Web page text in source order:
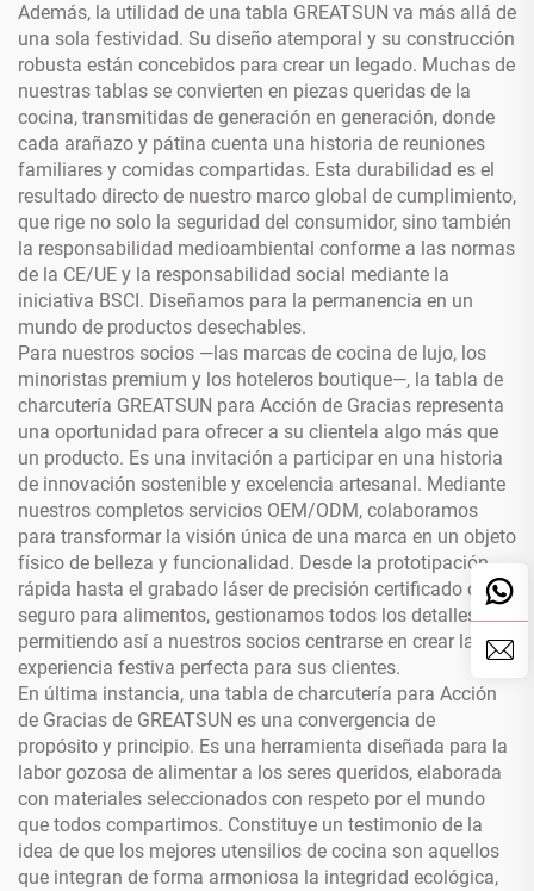
Además, la utilidad de una tabla GREATSUN va más allá de
una sola festividad. Su diseño atemporal y su construcción
robusta están concebidos para crear un legado. Muchas de
nuestras tablas se convierten en piezas queridas de la
cocina, transmitidas de generación en generación, donde
cada arañazo y pátina cuenta una historia de reuniones
familiares y comidas compartidas. Esta durabilidad es el
resultado directo de nuestro marco global de cumplimiento,
que rige no solo la seguridad del consumidor, sino también
la responsabilidad medioambiental conforme a las normas
de la CE/UE y la responsabilidad social mediante la
iniciativa BSCI. Diseñamos para la permanencia en un
mundo de productos desechables.
Para nuestros socios —las marcas de cocina de lujo, los
minoristas premium y los hoteleros boutique—, la tabla de
charcutería GREATSUN para Acción de Gracias representa
una oportunidad para ofrecer a su clientela algo más que
un producto. Es una invitación a participar en una historia
de innovación sostenible y excelencia artesanal. Mediante
nuestros completos servicios OEM/ODM, colaboramos
para transformar la visión única de una marca en un objeto
físico de belleza y funcionalidad. Desde la prototipación
rápida hasta el grabado láser de precisión certificado como
seguro para alimentos, gestionamos todos los detalles,
permitiendo así a nuestros socios centrarse en crear la
experiencia festiva perfecta para sus clientes.
En última instancia, una tabla de charcutería para Acción
de Gracias de GREATSUN es una convergencia de
propósito y principio. Es una herramienta diseñada para la
labor gozosa de alimentar a los seres queridos, elaborada
con materiales seleccionados con respeto por el mundo
que todos compartimos. Constituye un testimonio de la
idea de que los mejores utensilios de cocina son aquellos
que integran de forma armoniosa la integridad ecológica,